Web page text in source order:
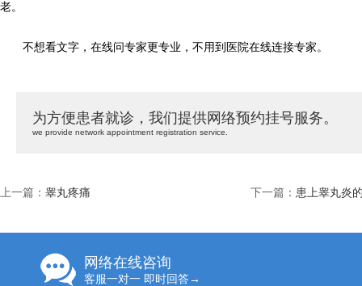
老。
不想看文字，在线问专家更专业，不用到医院在线连接专家。
为方便患者就诊，我们提供网络预约挂号服务。
we provide network appointment registration service.
上一篇： 睾丸疼痛 下一篇： 患上睾丸炎
网络在线咨询
客服一对一 即时回答→